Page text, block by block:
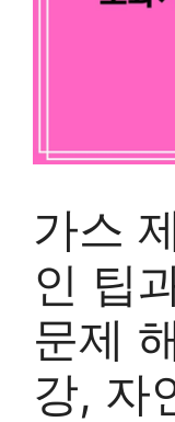
가스
인 팁
문제
강, 자